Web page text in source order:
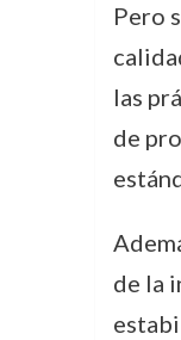
Pero
las
de
de la